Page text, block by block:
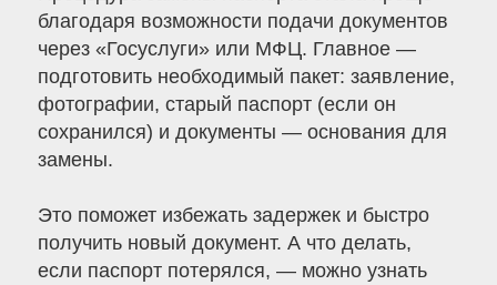
благодаря возможности подачи документов
через «Госуслуги» или МФЦ. Главное —
подготовить необходимый пакет: заявление,
фотографии, старый паспорт (если он
сохранился) и документы — основания для
замены.
Это поможет избежать задержек и быстро
получить новый документ. А что делать,
если паспорт потерялся, — можно узнать